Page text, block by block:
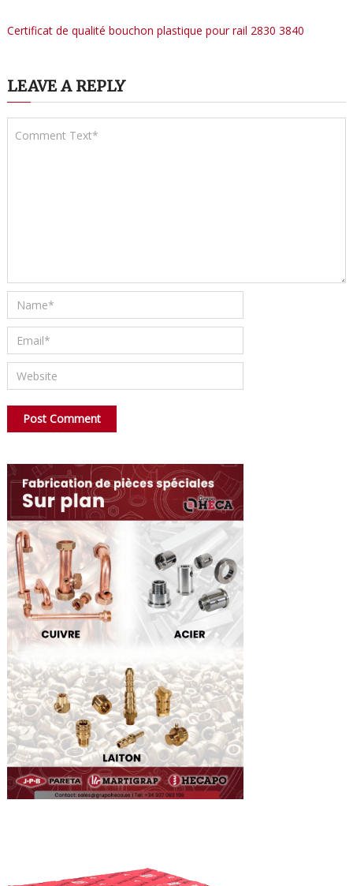
Certificat de qualité bouchon plastique pour rail 2830 3840
LEAVE A REPLY